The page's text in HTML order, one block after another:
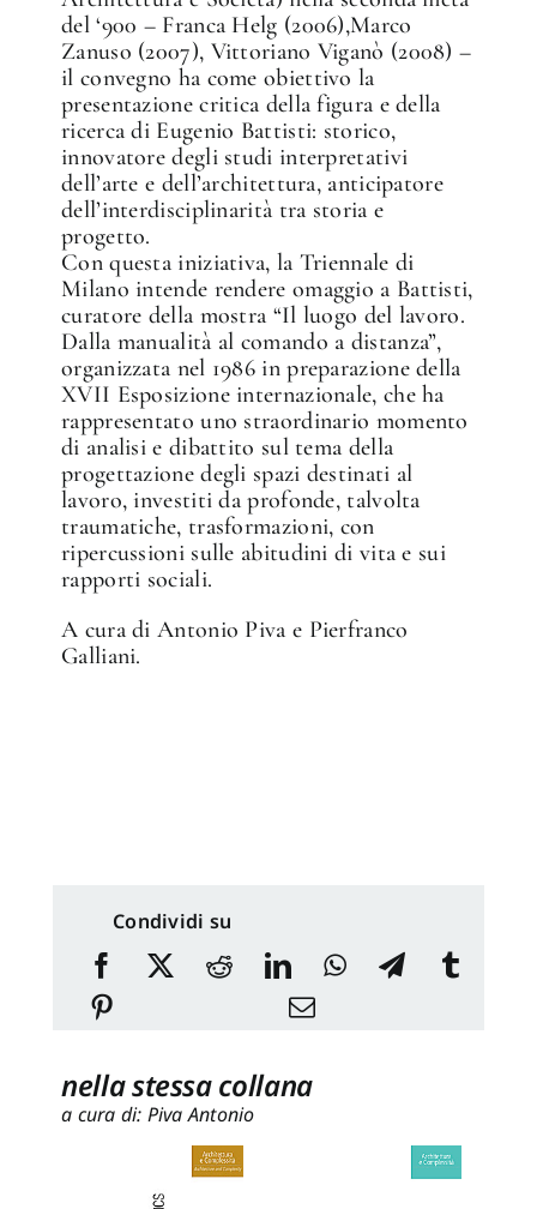
del ‘900 – Franca Helg (2006),Marco
Zanuso (2007), Vittoriano Viganò (2008) –
il convegno ha come obiettivo la
presentazione critica della figura e della
ricerca di Eugenio Battisti: storico,
innovatore degli studi interpretativi
dell’arte e dell’architettura, anticipatore
dell’interdisciplinarità tra storia e
progetto.
Con questa iniziativa, la Triennale di
Milano intende rendere omaggio a Battisti,
curatore della mostra “Il luogo del lavoro.
Dalla manualità al comando a distanza”,
organizzata nel 1986 in preparazione della
XVII Esposizione internazionale, che ha
rappresentato uno straordinario momento
di analisi e dibattito sul tema della
progettazione degli spazi destinati al
lavoro, investiti da profonde, talvolta
traumatiche, trasformazioni, con
ripercussioni sulle abitudini di vita e sui
rapporti sociali.
A cura di Antonio Piva e Pierfranco
Galliani.
Condividi su
nella stessa collana
a cura di: Piva Antonio